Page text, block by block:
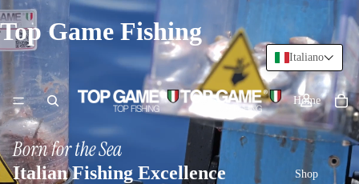
Top Game Fishing
Home
Shop
Born for the Sea
Italian Fishing Excellence
Italiano